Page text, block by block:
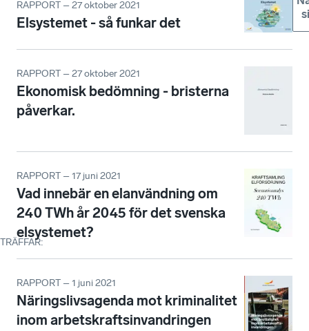
TRÄFFAR:
RAPPORT – 27 oktober 2021
Elsystemet - så funkar det
RAPPORT – 27 oktober 2021
Ekonomisk bedömning - bristerna
påverkar.
RAPPORT – 17 juni 2021
Vad innebär en elanvändning om
240 TWh år 2045 för det svenska
elsystemet?
RAPPORT – 1 juni 2021
Näringslivsagenda mot kriminalitet
inom arbetskraftsinvandringen